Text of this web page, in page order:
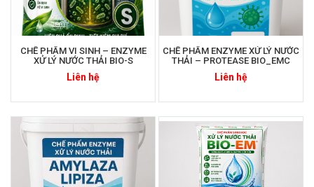
CHẾ PHẨM VI SINH – ENZYME
XỬ LÝ NƯỚC THẢI BIO-S
Liên hệ
CHẾ PHẨM ENZYME XỬ LÝ NƯỚC
THẢI – PROTEASE BIO_EMC
Liên hệ